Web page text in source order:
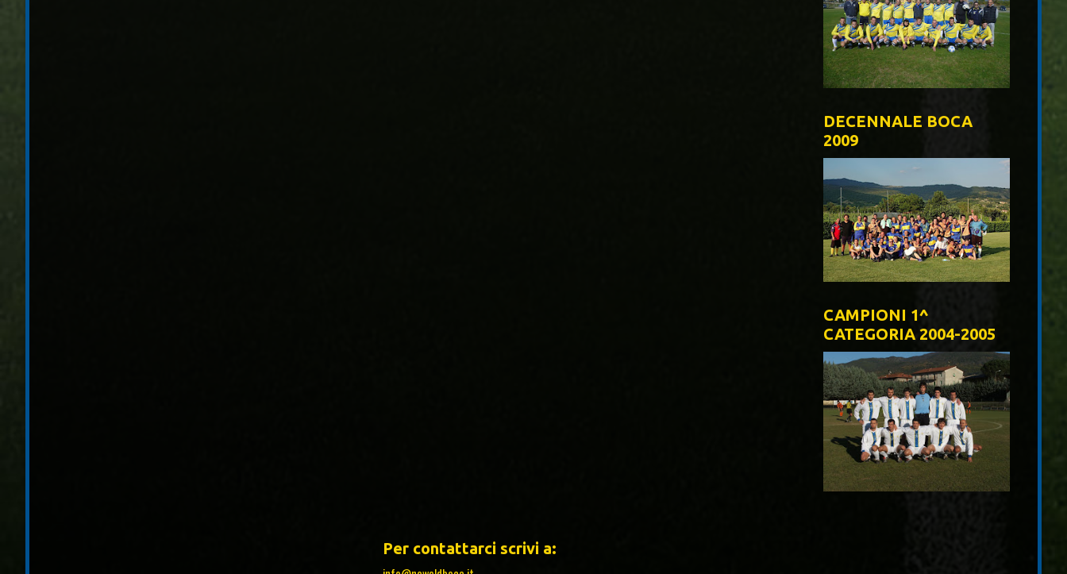
DECENNALE BOCA
2009
CAMPIONI 1^
CATEGORIA 2004-2005
Per contattarci scrivi a: